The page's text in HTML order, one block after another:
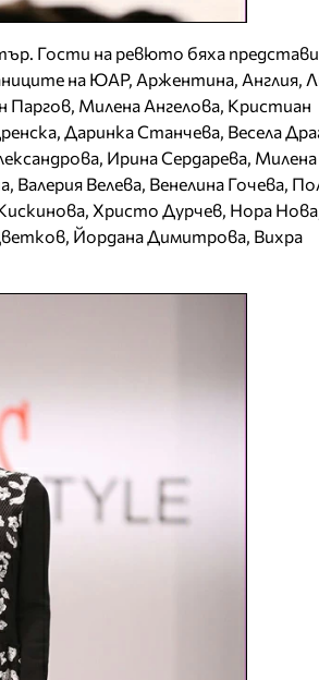
Гости на ревюто бяха
на ЮАР, Аржентина, Англия,
Милена Ангелова, Кристиан
Даринка Станчева, Весела
Ирина Сердарева, Милена
Валерия Велева, Венелина Гочева,
Христо Дурчев, Нора Нова,
Йордана Димитрова, Вихра